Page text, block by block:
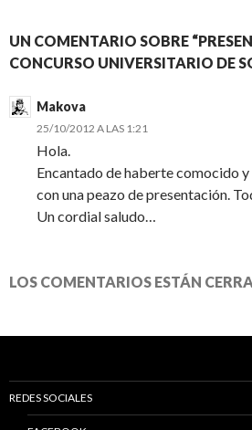
UN COMENTARIO SOBRE
CONCURSO UNIVERSITARIO DE
Makova
25/10/2012 A LAS 1:21
Hola.
Encantado de haberte comocido
con una peazo de presentación.
Un cordial saludo…
LOS COMENTARIOS ESTÁN
REDES SOCIALES